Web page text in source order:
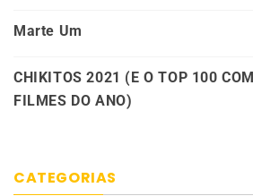
Marte Um
CHIKITOS 2021 (E O TOP 100
FILMES DO ANO)
CATEGORIAS